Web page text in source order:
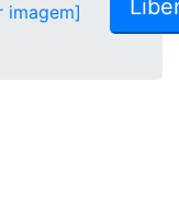
imagem]